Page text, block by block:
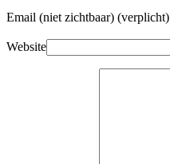
Email (niet zichtbaar) (verplicht)
Website